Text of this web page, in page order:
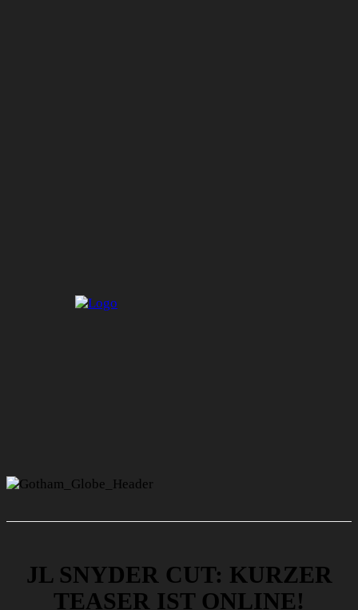
JL SNYDER CUT: KURZER
TEASER IST ONLINE!